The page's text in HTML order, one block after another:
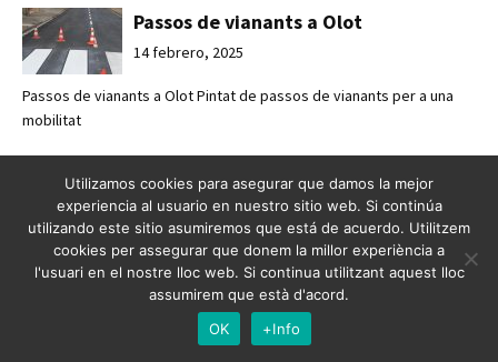
Passos de vianants a Olot
14 febrero, 2025
Passos de vianants a Olot Pintat de passos de vianants per a una
mobilitat
Pasos de peatones en Olot
14 febrero, 2025
Pasos de peatones en Olot Pintado de pasos de peatones para una
movilidad
Mejorando la seguridad vial en
Utilizamos cookies para asegurar que damos la mejor
experiencia al usuario en nuestro sitio web. Si continúa
utilizando este sitio asumiremos que está de acuerdo. Utilitzem
cookies per assegurar que donem la millor experiència a
l'usuari en el nostre lloc web. Si continua utilitzant aquest lloc
assumirem que està d'acord.
OK
+Info